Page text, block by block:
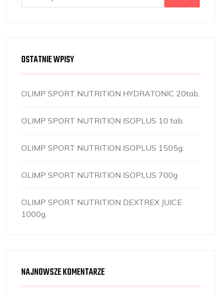
OSTATNIE WPISY
OLIMP SPORT NUTRITION HYDRATONIC 20tab.
OLIMP SPORT NUTRITION ISOPLUS 10 tab.
OLIMP SPORT NUTRITION ISOPLUS 1505g.
OLIMP SPORT NUTRITION ISOPLUS 700g
OLIMP SPORT NUTRITION DEXTREX JUICE
1000g.
NAJNOWSZE KOMENTARZE